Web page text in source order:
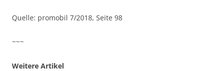
Quelle: promobil 7/2018, Seite 98
~~~
Weitere Artikel